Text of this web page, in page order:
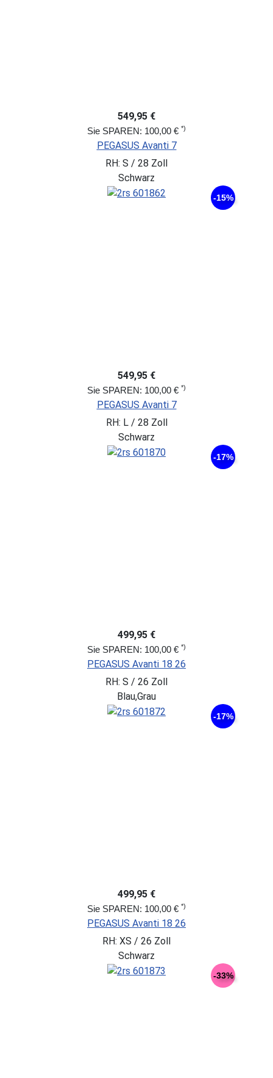
549,95 €
Sie SPAREN: 100,00 € *)
PEGASUS Avanti 7
RH: S / 28 Zoll
Schwarz
-15%
549,95 €
Sie SPAREN: 100,00 € *)
PEGASUS Avanti 7
RH: L / 28 Zoll
Schwarz
-17%
499,95 €
Sie SPAREN: 100,00 € *)
PEGASUS Avanti 18 26
RH: S / 26 Zoll
Blau,Grau
-17%
499,95 €
Sie SPAREN: 100,00 € *)
PEGASUS Avanti 18 26
RH: XS / 26 Zoll
Schwarz
-33%